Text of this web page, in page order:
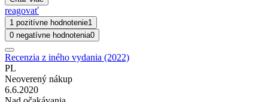
reagovať
1 pozitívne hodnotenie1
0 negatívne hodnotenia0
Recenzia z iného vydania (2022)
PL
Neoverený nákup
6.6.2020